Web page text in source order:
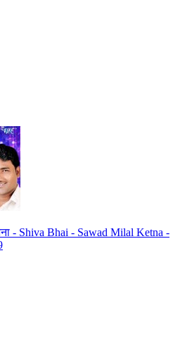
- Shiva Bhai - Sawad Milal Ketna -